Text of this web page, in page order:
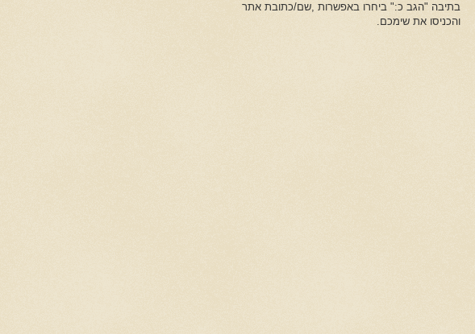
בתיבה "הגב כ:" ביחרו באפשרות ,שם/כתובת אתר
והכניסו את שימכם.